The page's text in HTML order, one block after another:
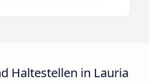
Haltestellen in Lauria